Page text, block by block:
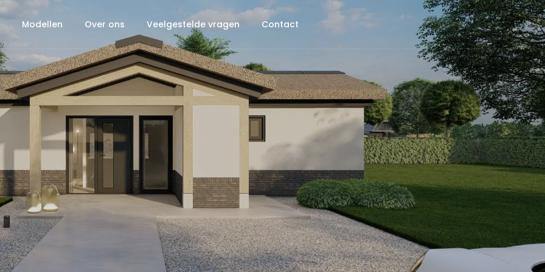
Modellen Over ons Veelgestelde vragen Contact
Zadeldak II